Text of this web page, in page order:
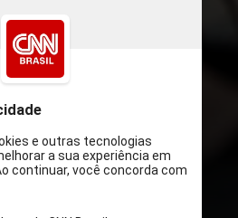
ou “qualquer
não possibilite
do recurso”